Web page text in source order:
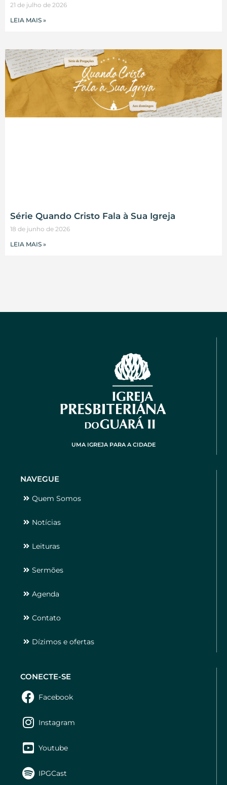
21 de julho de 2026
LEIA MAIS »
Série Quando Cristo Fala à Sua Igreja
18 de junho de 2026
LEIA MAIS »
UMA IGREJA PARA A CIDADE
NAVEGUE
Quem Somos
Notícias
Leituras
Sermões
Agenda
Contato
Dízimos e ofertas
CONECTE-SE
Facebook
Instagram
Youtube
IPGCast